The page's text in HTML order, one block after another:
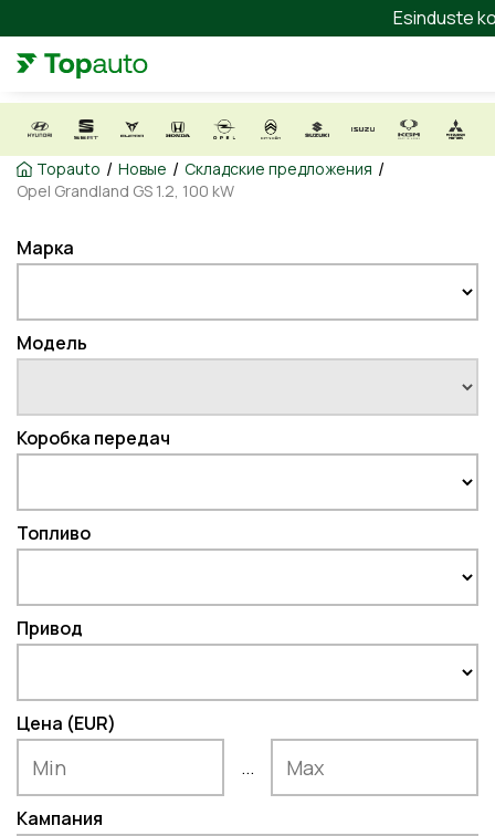
Esinduste
Topauto / Новые / Складские предложения /
Opel Grandland GS 1.2, 100 kW
Марка
Модель
Коробка передач
Топливо
Привод
Цена (EUR)
...
Кампания